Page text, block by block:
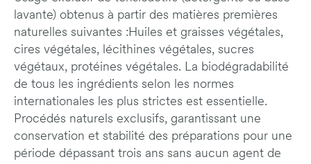
lavante) obtenus à partir des matières premières
naturelles suivantes :Huiles et graisses végétales,
cires végétales, lécithines végétales, sucres
végétaux, protéines végétales. La biodégradabilité
de tous les ingrédients selon les normes
internationales les plus strictes est essentielle.
Procédés naturels exclusifs, garantissant une
conservation et stabilité des préparations pour une
période dépassant trois ans sans aucun agent de